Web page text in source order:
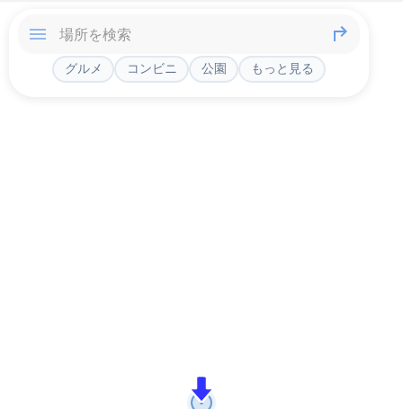
グルメ コンビニ 公園 もっと見る